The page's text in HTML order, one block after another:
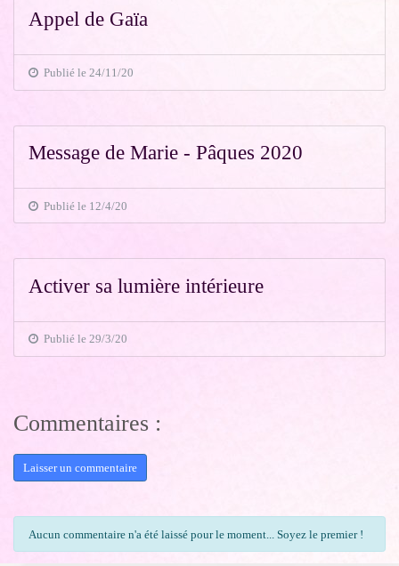
Appel de Gaïa
Publié le 24/11/20
Message de Marie - Pâques 2020
Publié le 12/4/20
Activer sa lumière intérieure
Publié le 29/3/20
Commentaires :
Laisser un commentaire
Aucun commentaire n'a été laissé pour le moment... Soyez le premier !